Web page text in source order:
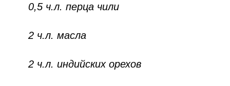
0,5 ч.л. перца чили
2 ч.л. масла
2 ч.л. индийских орехов